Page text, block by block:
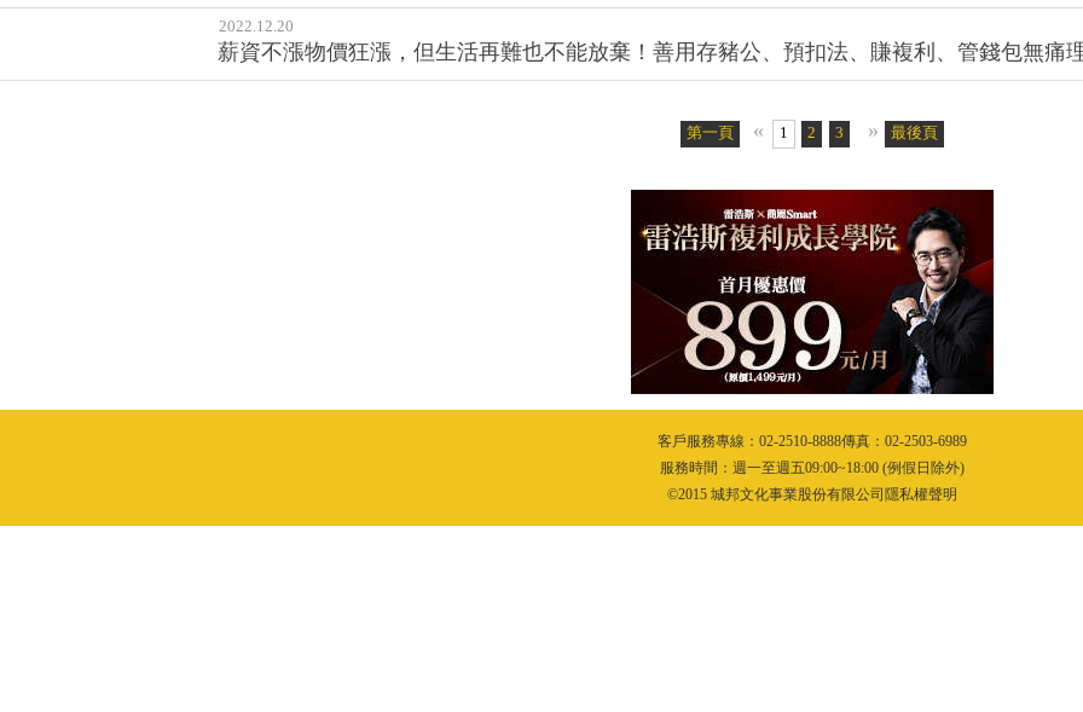
2022.12.20
薪資不漲物價狂漲，但生活再難也不能放棄！善用存豬公、預扣法、賺複利、管錢包無痛
第一頁 « 1 2 3 4 5 6
» 最後頁
客戶服務專線：02-2510-8888傳真：02-2503-6989
服務時間：週一至週五09:00~18:00 (例假日除外)
©2015 城邦文化事業股份有限公司隱私權聲明